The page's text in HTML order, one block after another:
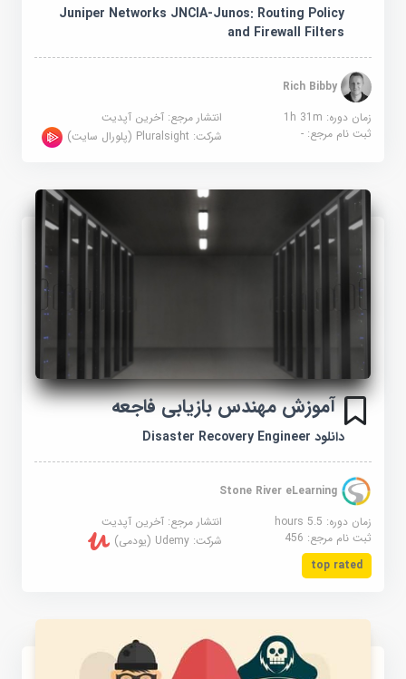
Juniper Networks JNCIA-Junos: Routing Policy
and Firewall Filters
Rich Bibby
زمان دوره: 1h 31m
انتشار مرجع:آخرین آپدیت
ثبت نام مرجع:- شرکت:Pluralsight (پلورال سایت)
آموزش مهندس بازیابی فاجعه
دانلود Disaster Recovery Engineer
Stone River eLearning
زمان دوره: 5.5 hours
انتشار مرجع:آخرین آپدیت
ثبت نام مرجع:456 شرکت:Udemy (یودمی)
top rated